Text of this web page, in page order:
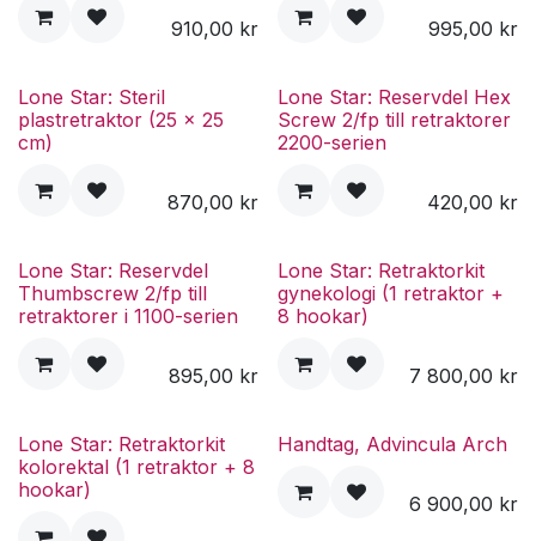
910,00 kr 995,00 kr
Lone Star: Steril
plastretraktor (25 x 25
cm)
870,00 kr
Lone Star: Reservdel Hex
Screw 2/fp till retraktorer
2200-serien
420,00 kr
Lone Star: Reservdel
Thumbscrew 2/fp till
retraktorer i 1100-serien
895,00 kr
Lone Star: Retraktorkit
gynekologi (1 retraktor +
8 hookar)
7 800,00 kr
Lone Star: Retraktorkit
kolorektal (1 retraktor + 8
hookar)
Handtag, Advincula Arch
6 900,00 kr